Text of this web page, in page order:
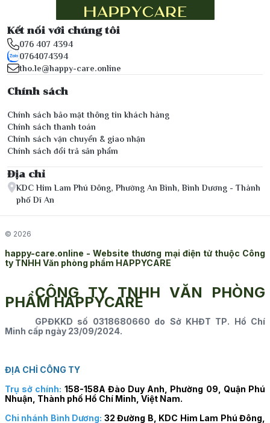
Kết nối với chúng tôi
076 407 4394
0764074394
tho.le@happy-care.online
Chính sách
Chính sách bảo mật thông tin khách hàng
Chính sách thanh toán
Chính sách vận chuyển & giao nhận
Chính sách đổi trả sản phẩm
Địa chỉ
KDC Him Lam Phú Đông, Phường An Bình, Bình Dương - Thành
phố Dĩ An
© 2026
happy-care.online - Website thương mại điện tử thuộc Công
ty TNHH Văn phòng phẩm HAPPYCARE
CÔNG TY TNHH VĂN PHÒNG
PHẨM HAPPYCARE
GPĐKKD số 0318680660 do Sở KHĐT TP. Hồ Chí
Minh cấp ngày 23/09/2024.
ĐỊA CHỈ CÔNG TY
Trụ sở chính: 158-158A Đào Duy Anh, Phường 09, Quận Phú
Nhuận, Thành phố Hồ Chí Minh, Việt Nam.
Chi nhánh Bình Dương: 32 Đường B, KDC Him Lam Phú Đông,